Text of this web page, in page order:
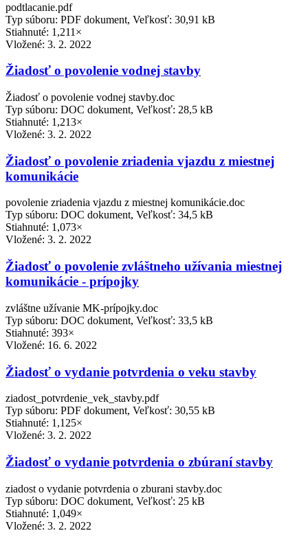
podtlacanie.pdf
Typ súboru: PDF dokument, Veľkosť: 30,91 kB
Stiahnuté: 1,211×
Vložené: 3. 2. 2022
Žiadosť o povolenie vodnej stavby
Žiadosť o povolenie vodnej stavby.doc
Typ súboru: DOC dokument, Veľkosť: 28,5 kB
Stiahnuté: 1,213×
Vložené: 3. 2. 2022
Žiadosť o povolenie zriadenia vjazdu z miestnej
komunikácie
povolenie zriadenia vjazdu z miestnej komunikácie.doc
Typ súboru: DOC dokument, Veľkosť: 34,5 kB
Stiahnuté: 1,073×
Vložené: 3. 2. 2022
Žiadosť o povolenie zvláštneho užívania miestnej
komunikácie - prípojky
zvláštne užívanie MK-prípojky.doc
Typ súboru: DOC dokument, Veľkosť: 33,5 kB
Stiahnuté: 393×
Vložené: 16. 6. 2022
Žiadosť o vydanie potvrdenia o veku stavby
ziadost_potvrdenie_vek_stavby.pdf
Typ súboru: PDF dokument, Veľkosť: 30,55 kB
Stiahnuté: 1,125×
Vložené: 3. 2. 2022
Žiadosť o vydanie potvrdenia o zbúraní stavby
ziadost o vydanie potvrdenia o zburani stavby.doc
Typ súboru: DOC dokument, Veľkosť: 25 kB
Stiahnuté: 1,049×
Vložené: 3. 2. 2022